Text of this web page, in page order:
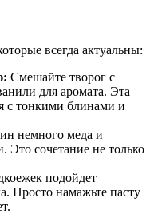
всегда актуальны:
Смешайте творог с
для аромата. Эта
с тонкими блинами и
немного меда и
Это сочетание не только
подойдет
Просто намажьте пасту